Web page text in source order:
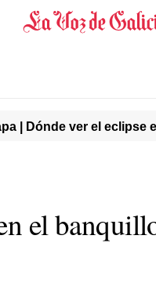
| Dónde ver el eclipse
el